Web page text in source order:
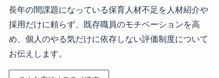
長年の間課題になっている保育人材不足を人材紹介や
採用だけに頼らず、既存職員のモチベーションを高
め、個人のやる気だけに依存しない評価制度について
お伝えします。